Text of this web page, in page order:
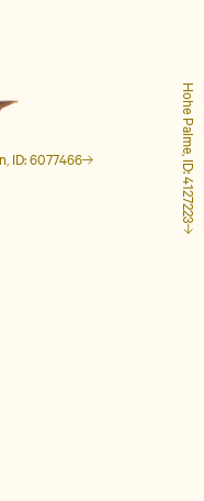
ID: 6077466 Hohe Palme, ID: 4127223